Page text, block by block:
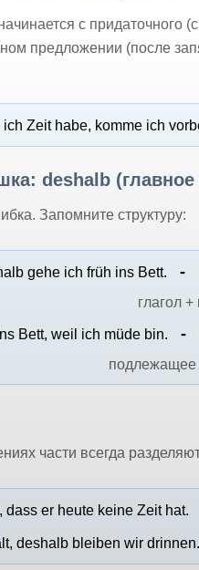
с придаточного
предложении (после
ich Zeit habe, komme ich
deshalb
Запомните структуру:
gehe ich früh ins Bett.
глагол
Bett, weil ich müde bin.
подлежащее
части всегда
dass er heute keine Zeit hat.
deshalb bleiben wir drinnen.